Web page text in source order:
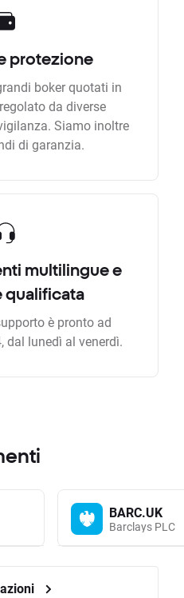
protezione
boker quotati in
da diverse
Siamo inoltre
di garanzia.
multilingue e
qualificata
è pronto ad
dal lunedì al venerdì.
BARC.UK
Barclays PLC